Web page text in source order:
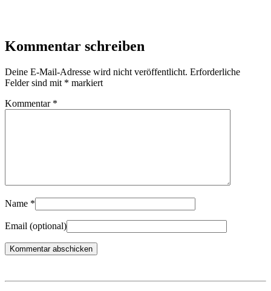
Kommentar schreiben
Deine E-Mail-Adresse wird nicht veröffentlicht. Erforderliche
Felder sind mit * markiert
Kommentar *
Name *
Email (optional)